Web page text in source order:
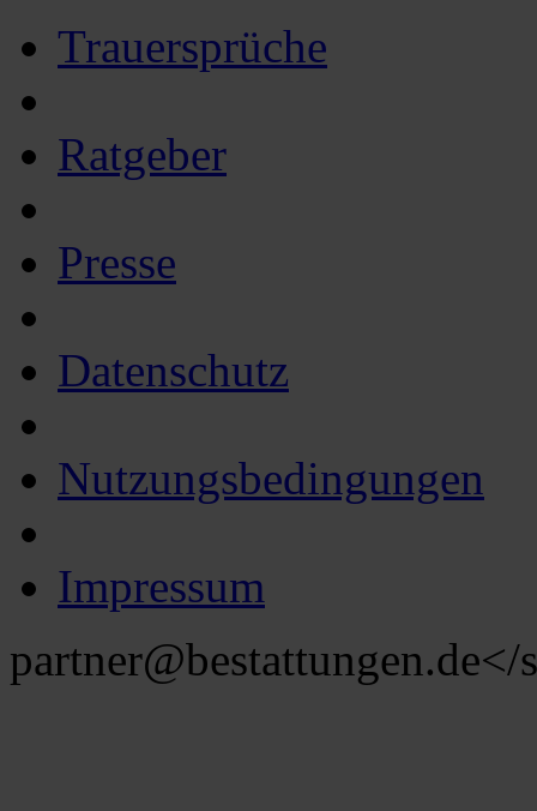
Trauersprüche
Ratgeber
Presse
Datenschutz
Nutzungsbedingungen
Impressum
partner@bestattungen.de</